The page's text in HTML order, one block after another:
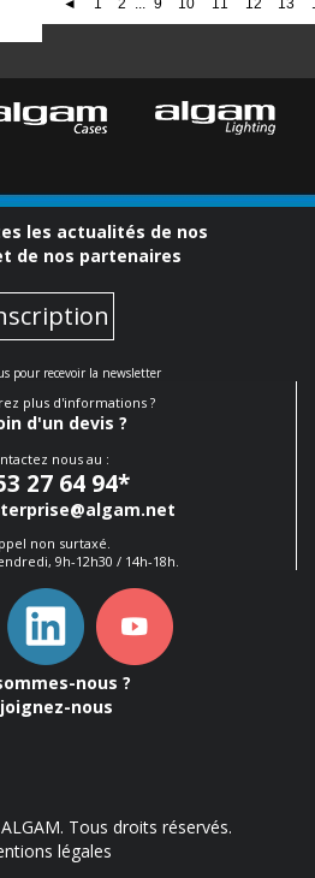
◄ 1 2 ... 9 10 11 12 13
les actualités de nos
de nos partenaires
pour recevoir la newsletter
plus d'informations ?
d'un devis ?
nous au :
27 64 94*
non surtaxé.
9h-12h30 / 14h-18h.
nous ?
nous
Tous droits réservés.
légales